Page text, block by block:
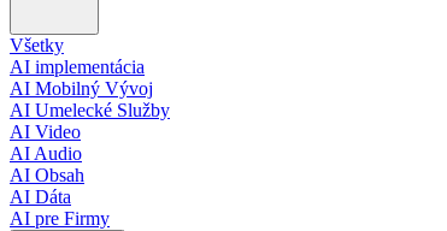
Všetky
AI implementácia
AI Mobilný Vývoj
AI Umelecké Služby
AI Video
AI Audio
AI Obsah
AI Dáta
AI pre Firmy